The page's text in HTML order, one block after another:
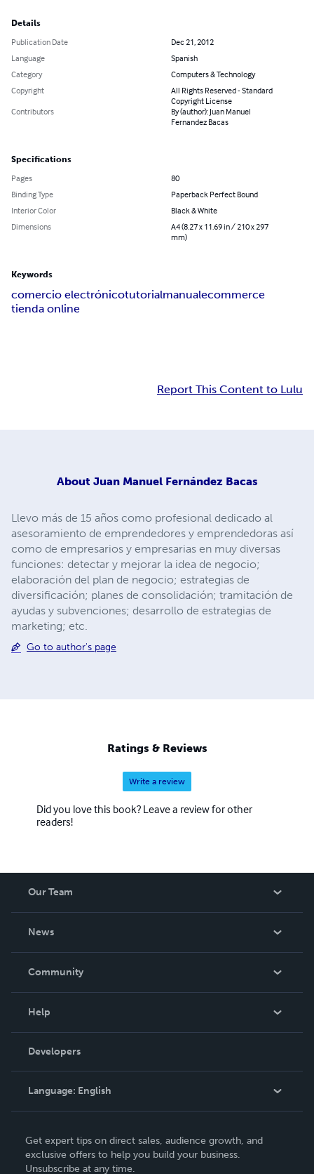
Details
Publication Date
Dec 21, 2012
Language
Spanish
Category
Computers & Technology
Copyright
All Rights Reserved - Standard
Copyright License
Contributors
By (author): Juan Manuel
Fernandez Bacas
Specifications
Pages
80
Binding Type
Paperback Perfect Bound
Interior Color
Black & White
Dimensions
A4 (8.27 x 11.69 in / 210 x 297
mm)
Keywords
comercio electrónicotutorialmanualecommerce
tienda online
Report This Content to Lulu
About Juan Manuel Fernández Bacas
Llevo más de 15 años como profesional dedicado al
asesoramiento de emprendedores y emprendedoras así
como de empresarios y empresarias en muy diversas
funciones: detectar y mejorar la idea de negocio;
elaboración del plan de negocio; estrategias de
diversificación; planes de consolidación; tramitación de
ayudas y subvenciones; desarrollo de estrategias de
marketing; etc.
Go to author's page
Ratings & Reviews
Write a review
Did you love this book? Leave a review for other
readers!
Our Team
News
In The News
Community
Podcast
Help
Order Lookup
Knowledge Base
Contact Support
Developers
Language: English
Deutsch
Get expert tips on direct sales, audience growth, and
exclusive offers to help you build your business.
Unsubscribe at any time.